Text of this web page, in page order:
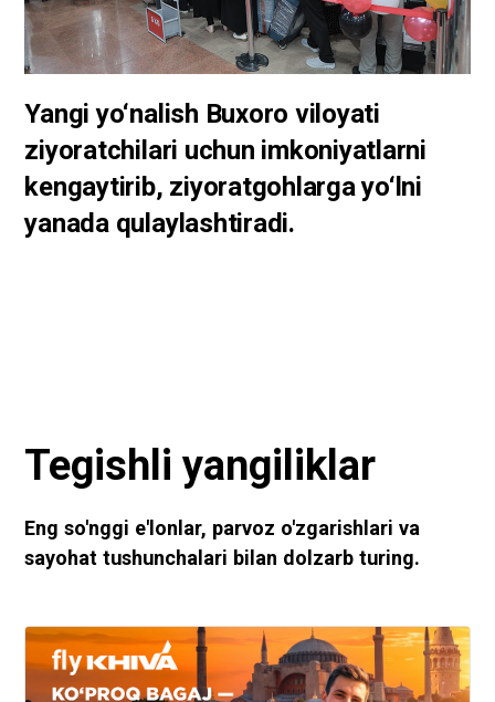
Yangi yo‘nalish Buxoro viloyati
ziyoratchilari uchun imkoniyatlarni
kengaytirib, ziyoratgohlarga yo‘lni
yanada qulaylashtiradi.
Tegishli yangiliklar
Eng so'nggi e'lonlar, parvoz o'zgarishlari va
sayohat tushunchalari bilan dolzarb turing.